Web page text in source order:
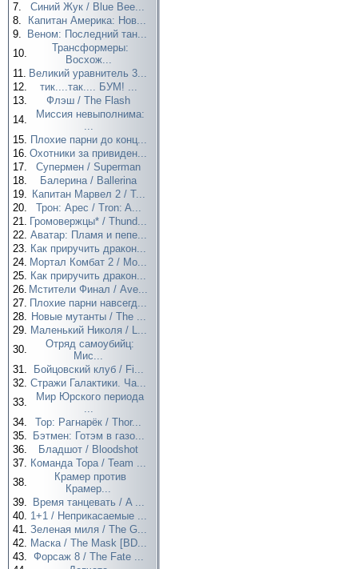
7.
Синий Жук / Blue Bee...
8.
Капитан Америка: Нов...
9.
Веном: Последний тан...
10.
Трансформеры:
Восхож...
11. Великий уравнитель 3...
12.
тик....так.... БУМ! ...
13.
Флэш / The Flash
14.
Миссия невыполнима:
...
15. Плохие парни до конц...
16. Охотники за привиден...
17.
Супермен / Superman
18.
Балерина / Ballerina
19. Капитан Марвел 2 / T...
20.
Трон: Арес / Tron: A...
21. Громовержцы* / Thund...
22. Аватар: Пламя и пепе...
23. Как приручить дракон...
24. Мортал Комбат 2 / Mo...
25. Как приручить дракон...
26. Мстители Финал / Ave...
27. Плохие парни навсегд...
28. Новые мутанты / The ...
29. Маленький Николя / L...
30.
Отряд самоубийц:
Мис...
31.
Бойцовский клуб / Fi...
32. Стражи Галактики. Ча...
33.
Мир Юрского периода
...
34.
Тор: Рагнарёк / Thor...
35.
Бэтмен: Готэм в газо...
36.
Бладшот / Bloodshot
37. Команда Тора / Team ...
38.
Крамер против
Крамер...
39.
Время танцевать / A ...
40. 1+1 / Неприкасаемые ...
41. Зеленая миля / The G...
42. Маска / The Mask [BD...
43. Форсаж 8 / The Fate ...